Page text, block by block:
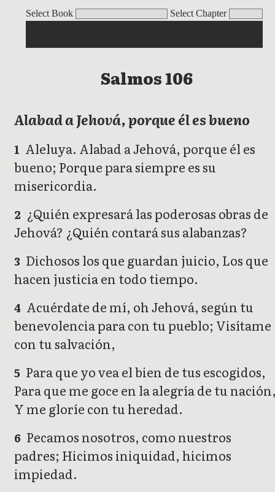
Select Book Select Chapter
Salmos
Salmos 106
Alabad a Jehová, porque él es bueno
1 Aleluya. Alabad a Jehová, porque él es
bueno; Porque para siempre es su
misericordia.
2 ¿Quién expresará las poderosas obras de
Jehová? ¿Quién contará sus alabanzas?
3 Dichosos los que guardan juicio, Los que
hacen justicia en todo tiempo.
4 Acuérdate de mí, oh Jehová, según tu
benevolencia para con tu pueblo; Visítame
con tu salvación,
5 Para que yo vea el bien de tus escogidos,
Para que me goce en la alegría de tu
Y me gloríe con tu heredad.
6 Pecamos nosotros, como nuestros
padres; Hicimos iniquidad, hicimos
impiedad.